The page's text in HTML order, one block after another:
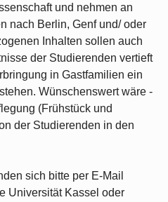
und nehmen an
nach Berlin, Genf und/ oder
Inhalten sollen auch
der Studierenden vertieft
in Gastfamilien ein
Wünschenswert wäre -
(Frühstück und
der Studierenden in den
sich bitte per E-Mail
Universität Kassel oder